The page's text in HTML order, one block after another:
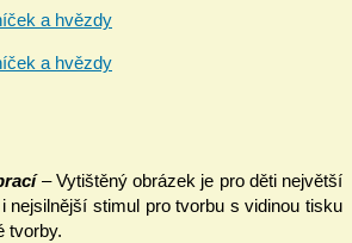
– Vytištěný obrázek je pro děti největší
nejsilnější stimul pro tvorbu s vidinou tisku
tvorby.